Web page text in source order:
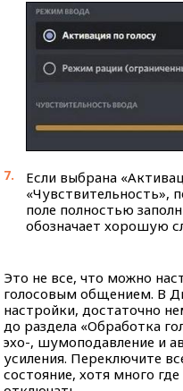
Если выбрана
«Чувствительность»,
поле полностью
обозначает хорошую
Это не все, что можно
голосовым общением. В
настройки, достаточно
до раздела «Обработка
эхо-, шумоподавление и
усиления. Переключите
состояние, хотя много